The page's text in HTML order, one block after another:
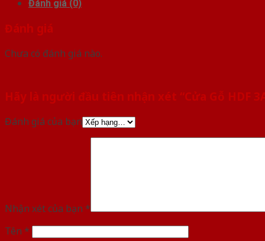
Đánh giá (0)
Đánh giá
Chưa có đánh giá nào.
Hãy là người đầu tiên nhận xét “Cửa Gỗ HDF
Đánh giá của bạn
Nhận xét của bạn *
Tên *